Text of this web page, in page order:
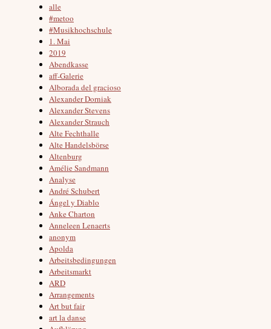
alle
#metoo
#Musikhochschule
1. Mai
2019
Abendkasse
aff-Galerie
Alborada del gracioso
Alexander Dorniak
Alexander Stevens
Alexander Strauch
Alte Fechthalle
Alte Handelsbörse
Altenburg
Amélie Sandmann
Analyse
André Schubert
Ángel y Diablo
Anke Charton
Anneleen Lenaerts
anonym
Apolda
Arbeitsbedingungen
Arbeitsmarkt
ARD
Arrangements
Art but fair
art la danse